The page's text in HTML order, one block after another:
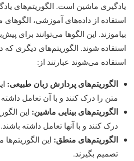
یادگیری ماشین است. الگوریتم‌های
استفاده از داده‌های آموزشی، الگوهای
بیاموزند. این الگوها می‌توانند برای
استفاده شوند. الگوریتم‌های دیگری
استفاده می‌شوند عبارتند از:
الگوریتم‌های پردازش زبان طبیعی:
متن را درک کنند و با آن تعامل داشته
الگوریتم‌های بینایی ماشین: این
درک کنند و با آنها تعامل داشته باشند.
الگوریتم‌های منطق: این الگوریتم‌ها
تصمیم بگیرند.